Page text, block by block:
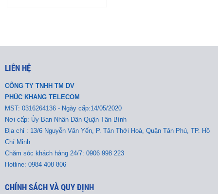
LIÊN HỆ
CÔNG TY TNHH TM DV
PHÚC KHANG TELECOM
MST: 0316264136 - Ngày cấp:14/05/2020
Nơi cấp: Ủy Ban Nhân Dân Quận Tân Bình
Địa chỉ : 13/6 Nguyễn Văn Yến, P. Tân Thới Hoà, Quận Tân Phú, TP. Hồ
Chí Minh
Chăm sóc khách hàng 24/7: 0906 998 223
Hotline: 0984 408 806
CHÍNH SÁCH VÀ QUY ĐỊNH